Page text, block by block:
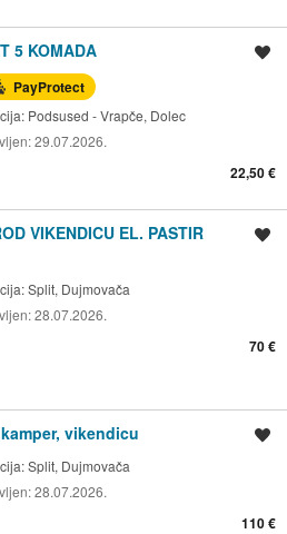
5 KOMADA
PayProtect
Podsused - Vrapče, Dolec
29.07.2026.
22,50 €
VIKENDICU EL. PASTIR
Split, Dujmovača
28.07.2026.
70 €
vikendicu
Split, Dujmovača
28.07.2026.
110 €